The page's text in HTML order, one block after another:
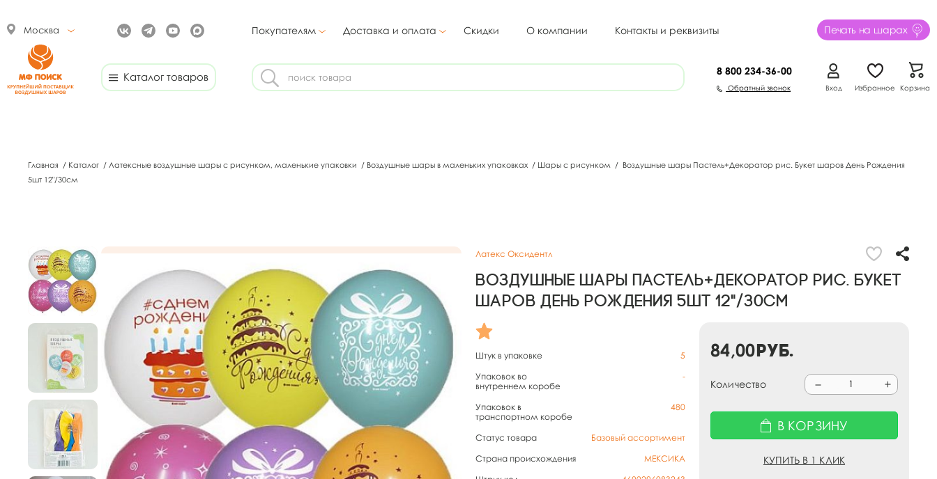
Москва Покупателям Доставка и оплата Скидки О компании Контакты и реквизиты Печать на шарах
Каталог товаров 8 800 234-36-00
Обратный звонок Вход Избранное Корзина
Главная / Каталог / Латексные воздушные шары с рисунком, маленькие упаковки / Воздушные шары в маленьких упаковках / Шары с рисунком / Воздушные шары Пастель+Декоратор рис. Букет шаров День Рождения
5шт 12"/30см
Латекс Оксидентл
Воздушные шары Пастель+Декоратор рис. Букет
шаров День Рождения 5шт 12"/30см
Штук в упаковке
5
Упаковок во
внутреннем коробе
-
Упаковок в
транспортном коробе
480
Статус товара
Базовый ассортимент
Страна происхождения
МЕКСИКА
84,00руб.
Количество
В КОРЗИНУ
КУПИТЬ В 1 КЛИК